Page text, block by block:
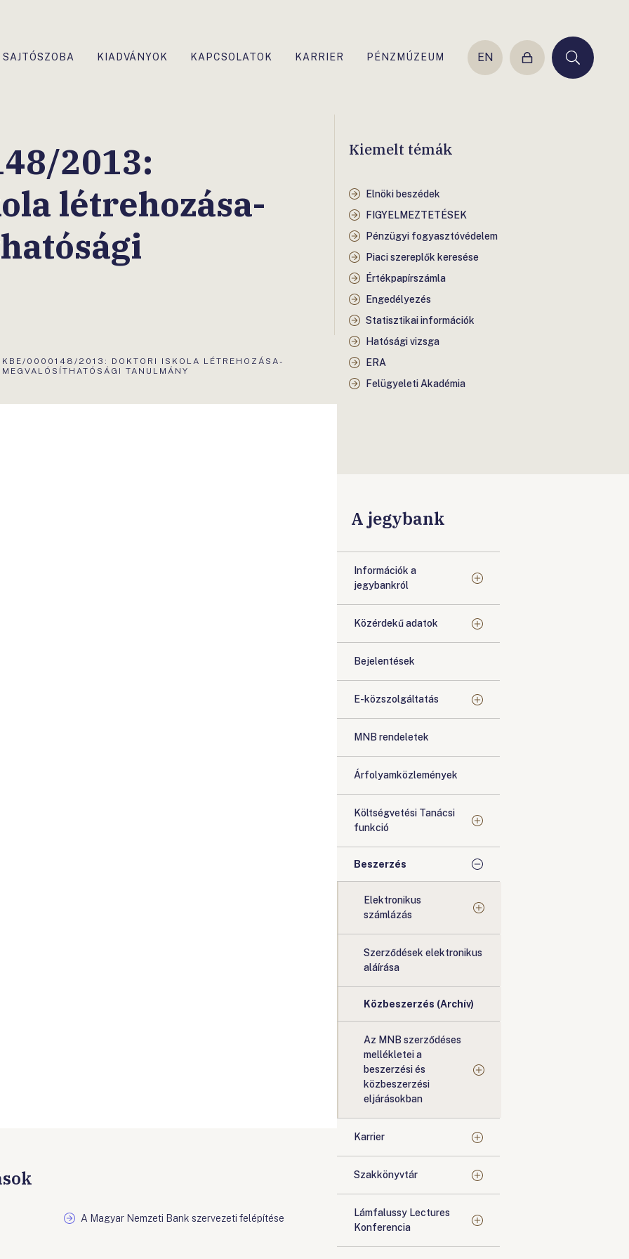
SAJTÓSZOBA KIADVÁNYOK KAPCSOLATOK KARRIER PÉNZMÚZEUM EN
Belépés Keresés
2013:
létrehozása-
AKTUÁLIS
OLDAL:
KBE/0000148/2013: DOKTORI ISKOLA LÉTREHOZÁSA-
MEGVALÓSÍTHATÓSÁGI TANULMÁNY
Kiemelt témák
Elnöki beszédek
FIGYELMEZTETÉSEK
Pénzügyi fogyasztóvédelem
Piaci szereplők keresése
Értékpapírszámla
Engedélyezés
Statisztikai információk
Hatósági vizsga
ERA
Felügyeleti Akadémia
A Magyar Nemzeti Bank szervezeti felépítése
A jegybank
Információk a
jegybankról
Közérdekű adatok
Bejelentések
E-közszolgáltatás
MNB rendeletek
Árfolyamközlemények
Költségvetési Tanácsi
funkció
Beszerzés
Elektronikus
számlázás
Szerződések elektronikus
aláírása
Közbeszerzés (Archív)
Az MNB szerződéses
mellékletei a
beszerzési és
közbeszerzési
eljárásokban
Karrier
Szakkönyvtár
Lámfalussy Lectures
Konferencia